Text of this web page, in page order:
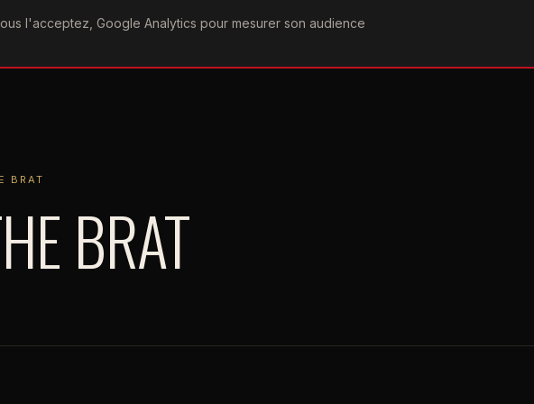
l'acceptez, Google Analytics pour mesurer son audience
CONCERTS DISCOGRAPHIEPAROLESVIDÉOGRAPHIEFORUMS
BRAT
BRAT